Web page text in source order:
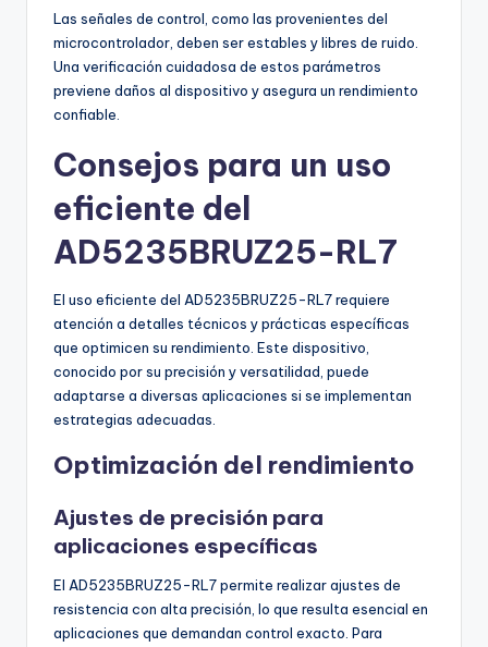
Las señales de control, como las provenientes del
microcontrolador, deben ser estables y libres de ruido.
Una verificación cuidadosa de estos parámetros
previene daños al dispositivo y asegura un rendimiento
confiable.
Consejos para un uso
eficiente del
AD5235BRUZ25-RL7
El uso eficiente del AD5235BRUZ25-RL7 requiere
atención a detalles técnicos y prácticas específicas
que optimicen su rendimiento. Este dispositivo,
conocido por su precisión y versatilidad, puede
adaptarse a diversas aplicaciones si se implementan
estrategias adecuadas.
Optimización del rendimiento
Ajustes de precisión para
aplicaciones específicas
El AD5235BRUZ25-RL7 permite realizar ajustes de
resistencia con alta precisión, lo que resulta esencial en
aplicaciones que demandan control exacto. Para